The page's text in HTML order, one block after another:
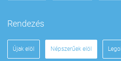
Rendezés
Újak elöl Népszerűek elöl